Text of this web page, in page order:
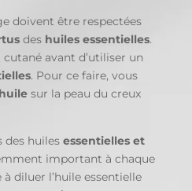
doivent être respectées
des huiles essentielles.
avant d’utiliser un
. Pour ce faire, vous
huilesur la peau du creux
des huiles essentielles et
important à chaque
diluer l’huile essentielle